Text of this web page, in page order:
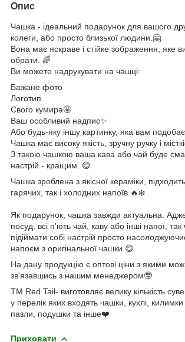
Опис
Чашка - ідеальний подарунок для вашого
колеги, або просто близької людини.🤗
Вона має яскраве і стійке зображення, яке
обрати. 🌈
Ви можете надрукувати на чашці:
Бажане фото
Логотип
Свого кумира🤩
Ваш особливий надпис✨
Або будь-яку іншу картинку, яка вам
Чашка має високу якість, зручну ручку і
З такою чашкою ваша кава або чай буде
настрій - кращим. 😋
Чашка зроблена з якісної кераміки,
гарячих, так і холодних напоїв.🔥❄️
Як подарунок, чашка завжди актуальна.
посуд, всі п'ють чай, каву або інші напої,
підіймати собі настрій просто
напоєм з оригінальної чашки.😋
На дану продукцію є оптові ціни з якими
зв'язавшись з нашим менеджером🤓
ТМ Red Tail- виготовляє велику кількість
у перелік яких входять чашки, кухлі,
пазли, подушки та інше❤️
Приховати